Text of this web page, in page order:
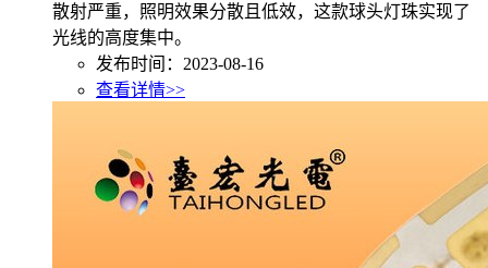
散射严重，照明效果分散且低效，这款球头灯珠实现了
光线的高度集中。
发布时间：2023-08-16
查看详情>>